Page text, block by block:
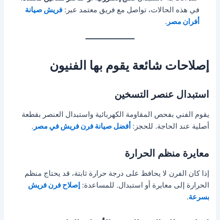
في هذه الحالات، تواصل مع فريق معتمد عبر:فريش صيانة
أفران مصر .
إصلاحات شائعة يقوم بها الفنيون
استبدال عنصر التسخين
يقوم الفني بفحص المقاومة الكهربائية واستبدال العنصر بقطعة
أصلية عند الحاجة. للحجز: أفضل صيانة فرن فريش في مصر .
معايرة منظم الحرارة
إذا كان الفرن لا يحافظ على درجة حرارة ثابتة، قد يحتاج منظم
الحرارة إلى معايرة أو استبدال. للمساعدة:إصلاح فرن فريش
بسرعة.